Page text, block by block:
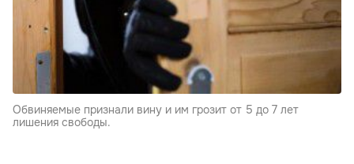
Обвиняемые признали вину и им грозит от 5 до 7 лет
лишения свободы.